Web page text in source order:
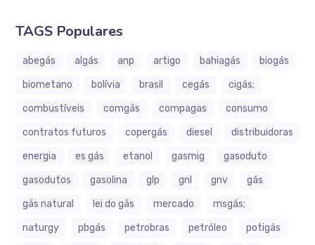
TAGS Populares
abegás algás anp artigo bahiagás
biogás
biometano
bolívia brasil cegás
cigás;
combustíveis
comgás compagas
consumo
contratos futuros
copergás diesel
distribuidoras
energia
es gás etanol gasmig
gasoduto
gasodutos
gasolina glp gnl gnv
gás
gás natural
lei do gás mercado
msgás;
naturgy
pbgás petrobras petróleo
potigás